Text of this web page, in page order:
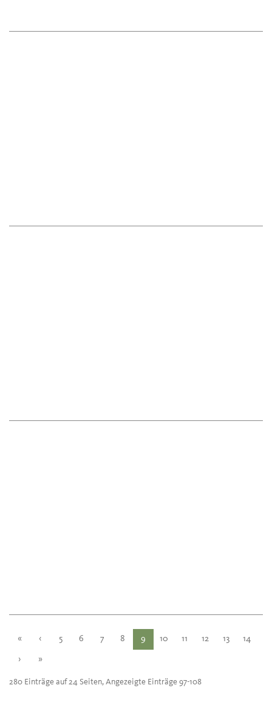
« ‹ 5 6 7 8 9 10 11 12 13 14
› »
280 Einträge auf 24 Seiten, Angezeigte Einträge 97-108